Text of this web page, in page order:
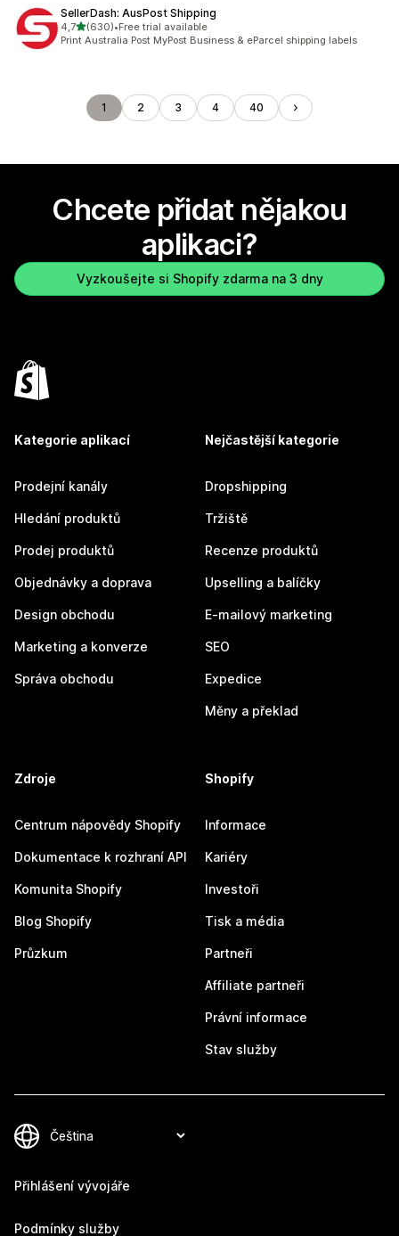
SellerDash: AusPost Shipping
4,7z 5 hvězd
(630)
Celkový počet recenzí: 630
•Free trial available
Print Australia Post MyPost Business & eParcel shipping labels
1 2 3 4 40
Chcete přidat nějakou
aplikaci?
Vyzkoušejte si Shopify zdarma na 3 dny
Kategorie aplikací
Prodejní kanály
Hledání produktů
Prodej produktů
Objednávky a doprava
Design obchodu
Marketing a konverze
Správa obchodu
Nejčastější kategorie
Dropshipping
Tržiště
Recenze produktů
Upselling a balíčky
E-mailový marketing
SEO
Expedice
Měny a překlad
Zdroje
Centrum nápovědy Shopify
Dokumentace k rozhraní API
Komunita Shopify
Blog Shopify
Průzkum
Shopify
Informace
Kariéry
Investoři
Tisk a média
Partneři
Affiliate partneři
Právní informace
Stav služby
Přihlášení vývojáře
Podmínky služby